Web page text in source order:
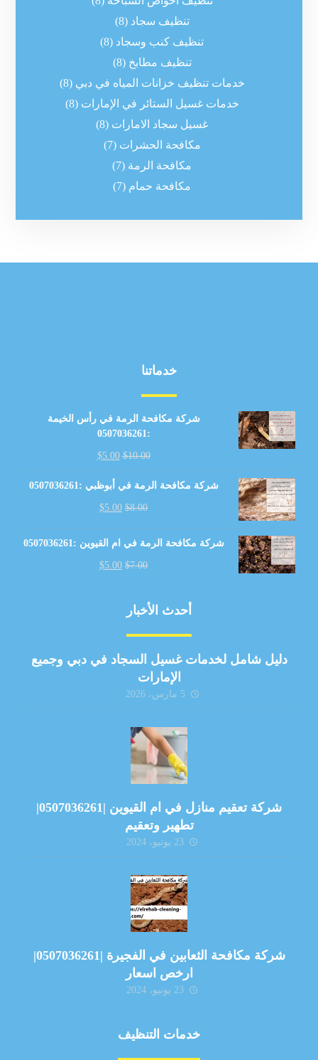
تنظيف سجاد (8)
تنظيف كنب وسجاد (8)
تنظيف مطابخ (8)
خدمات تنظيف خزانات المياه في دبي (8)
خدمات غسيل الستائر في الإمارات (8)
غسيل سجاد الامارات (8)
مكافحة الحشرات (7)
مكافحة الرمة (7)
مكافحة حمام (7)
خدماتنا
شركة مكافحة الرمة في رأس الخيمة
:0507036261
$10.00
$5.00
شركة مكافحة الرمة في أبوظبي :0507036261
$8.00
$5.00
شركة مكافحة الرمة في ام القيوين :0507036261
$7.00
$5.00
أحدث الأخبار
دليل شامل لخدمات غسيل السجاد في دبي وجميع
الإمارات
5 مارس، 2026
شركة تعقيم منازل في ام القيوين |0507036261|
تطهير وتعقيم
23 يونيو، 2024
شركة مكافحة الثعابين في الفجيرة |0507036261|
ارخص اسعار
23 يونيو، 2024
خدمات التنظيف